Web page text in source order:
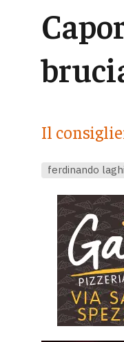
Il
ferdinando laghi